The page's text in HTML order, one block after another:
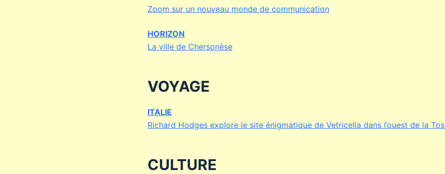
Zoom sur un nouveau monde de communication
HORIZON
La ville de Chersonèse
VOYAGE
ITALIE
Richard Hodges explore le site énigmatique de Vetricella dans l’ouest de la
CULTURE